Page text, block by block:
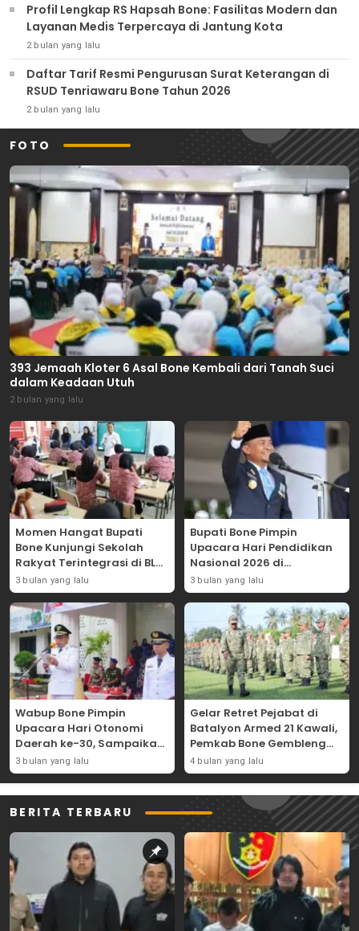
Profil Lengkap RS Hapsah Bone: Fasilitas Modern dan
Layanan Medis Terpercaya di Jantung Kota
2 bulan yang lalu
Daftar Tarif Resmi Pengurusan Surat Keterangan di
RSUD Tenriawaru Bone Tahun 2026
2 bulan yang lalu
FOTO
393 Jemaah Kloter 6 Asal Bone Kembali dari Tanah Suci
dalam Keadaan Utuh
2 bulan yang lalu
Momen Hangat Bupati
Bone Kunjungi Sekolah
Rakyat Terintegrasi di BLK
Bajoe
3 bulan yang lalu
Bupati Bone Pimpin
Upacara Hari Pendidikan
Nasional 2026 di
Lapangan Merdeka
3 bulan yang lalu
Wabup Bone Pimpin
Upacara Hari Otonomi
Daerah ke-30, Sampaikan
Amanat Mendagri
Wujudkan Asta Cita
3 bulan yang lalu
Gelar Retret Pejabat di
Batalyon Armed 21 Kawali,
Pemkab Bone Gembleng
Kedisiplinan Camat dan
Pimpinan OPD
4 bulan yang lalu
BERITA TERBARU